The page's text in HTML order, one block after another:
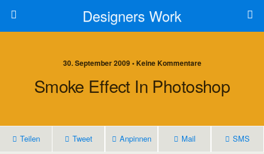
Designers Work
30. September 2009 • Keine Kommentare
Smoke Effect In Photoshop
Teilen Tweet Anpinnen Mail SMS